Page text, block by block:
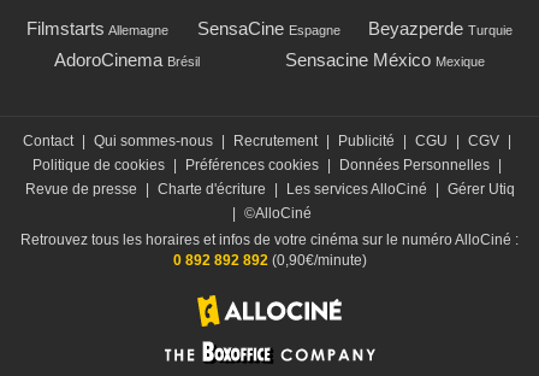
Filmstarts Allemagne SensaCine Espagne Beyazperde Turquie
AdoroCinema Brésil Sensacine México Mexique
Contact Qui sommes-nous Recrutement Publicité CGU CGV
Politique de cookies
Préférences cookies Données Personnelles
Revue de presse
Charte d'écriture Les services AlloCiné
Gérer Utiq
©AlloCiné
Retrouvez tous les horaires et infos de votre cinéma sur le numéro AlloCiné :
0 892 892 892(0,90€/minute)